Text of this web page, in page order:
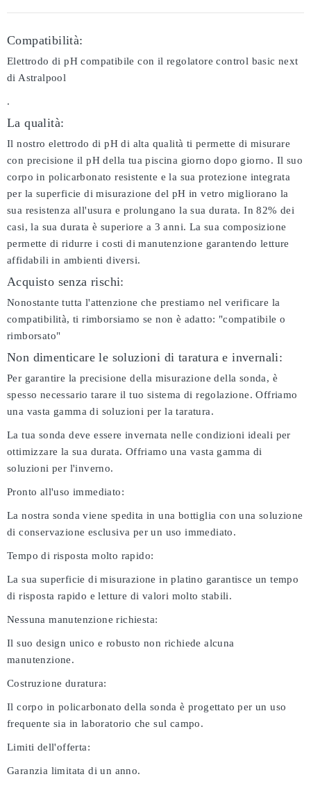
Compatibilità:
Elettrodo di pH compatibile con il regolatore control basic next
di Astralpool
.
La qualità:
Il nostro elettrodo di pH di alta qualità ti permette di misurare
con precisione il pH della tua piscina giorno dopo giorno. Il suo
corpo in policarbonato resistente e la sua protezione integrata
per la superficie di misurazione del pH in vetro migliorano la
sua resistenza all'usura e prolungano la sua durata. In 82% dei
casi, la sua durata è superiore a 3 anni. La sua composizione
permette di ridurre i costi di manutenzione garantendo letture
affidabili in ambienti diversi.
Acquisto senza rischi:
Nonostante tutta l'attenzione che prestiamo nel verificare la
compatibilità, ti rimborsiamo se non è adatto: "compatibile o
rimborsato"
Non dimenticare le soluzioni di taratura e invernali:
Per garantire la precisione della misurazione della sonda, è
spesso necessario tarare il tuo sistema di regolazione. Offriamo
una vasta gamma di soluzioni per la taratura.
La tua sonda deve essere invernata nelle condizioni ideali per
ottimizzare la sua durata. Offriamo una vasta gamma di
soluzioni per l'inverno.
Pronto all'uso immediato:
La nostra sonda viene spedita in una bottiglia con una soluzione
di conservazione esclusiva per un uso immediato.
Tempo di risposta molto rapido:
La sua superficie di misurazione in platino garantisce un tempo
di risposta rapido e letture di valori molto stabili.
Nessuna manutenzione richiesta:
Il suo design unico e robusto non richiede alcuna
manutenzione.
Costruzione duratura:
Il corpo in policarbonato della sonda è progettato per un uso
frequente sia in laboratorio che sul campo.
Limiti dell'offerta:
Garanzia limitata di un anno.